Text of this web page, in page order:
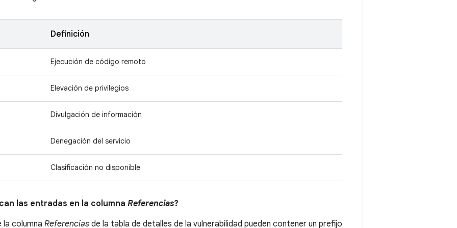
Definición
Ejecución de código remoto
Elevación de privilegios
Divulgación de información
Denegación del servicio
Clasificación no disponible
las entradas en la columna Referencias?
columna Referencias de la tabla de detalles de la vulnerabilidad pueden contener un prefijo